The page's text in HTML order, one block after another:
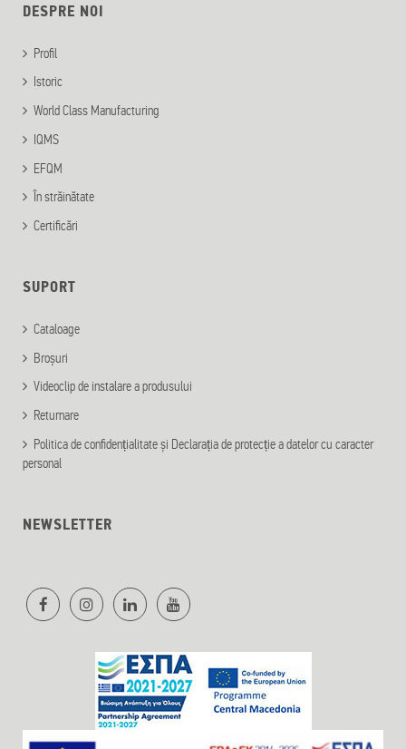
DESPRE NOI
Profil
Istoric
World Class Manufacturing
IQMS
EFQM
În străinătate
Certificări
SUPORT
Cataloage
Broșuri
Videoclip de instalare a produsului
Returnare
Politica de confidențialitate și Declarația de protecție a datelor cu caracter
personal
NEWSLETTER